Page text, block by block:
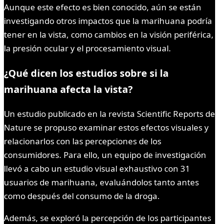
Aunque este efecto es bien conocido, aún se están
investigando otros impactos que la marihuana podría
tener en la vista, como cambios en la visión periférica,
la presión ocular y el procesamiento visual.
¿Qué dicen los estudios sobre si la
marihuana afecta la vista?
Un estudio publicado en la revista Scientific Reports de
Nature se propuso examinar estos efectos visuales y
relacionarlos con las percepciones de los
consumidores. Para ello, un equipo de investigación
llevó a cabo un estudio visual exhaustivo con 31
usuarios de marihuana, evaluándolos tanto antes
como después del consumo de la droga.
Además, se exploró la percepción de los participantes